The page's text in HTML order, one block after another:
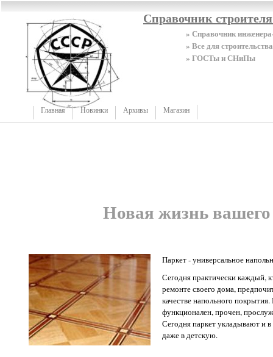
Справочник
» Справочник
» Все для строительства
» ГОСТы и СНиПы
Главная Новинки Архивы Магазин
Новая жизнь
Паркет - универсальное
Сегодня практически каждый,
ремонте своего дома,
качестве напольного
функционален, прочен,
Сегодня паркет укладывают и
даже в детскую.